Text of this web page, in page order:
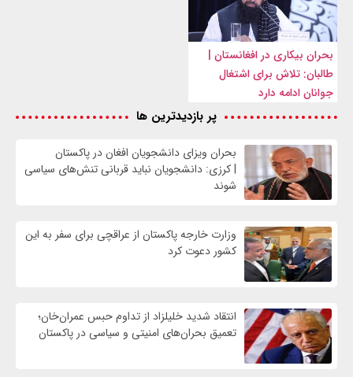
بحران بیکاری در افغانستان |
طالبان: تلاش برای اشتغال
جوانان ادامه دارد
پر بازدیدترین ها
بحران ویزای دانشجویان افغان در پاکستان
| کرزی: دانشجویان نباید قربانی تنش‌های سیاسی
شوند
وزارت خارجه پاکستان از عراقچی برای سفر به این
کشور دعوت کرد
انتقاد شدید خلیلزاد از تداوم حبس عمران‌خان؛
تعمیق بحران‌های امنیتی و سیاسی در پاکستان